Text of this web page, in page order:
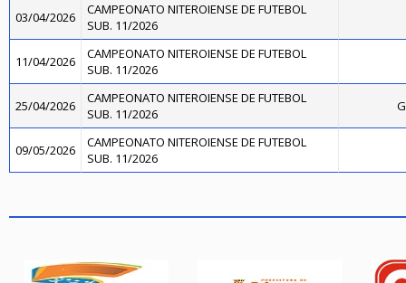
03/04/2026
CAMPEONATO NITEROIENSE DE FUTEBOL
SUB. 11/2026
11/04/2026
CAMPEONATO NITEROIENSE DE FUTEBOL
SUB. 11/2026
25/04/2026
CAMPEONATO NITEROIENSE DE FUTEBOL
SUB. 11/2026
09/05/2026
CAMPEONATO NITEROIENSE DE FUTEBOL
SUB. 11/2026